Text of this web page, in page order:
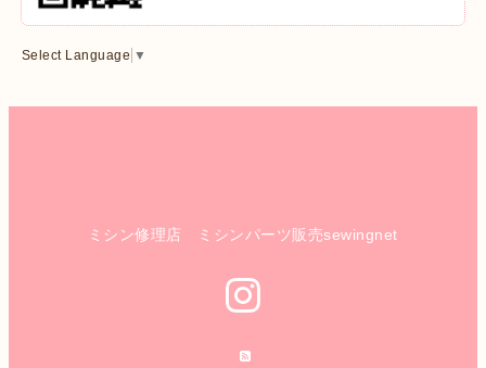
Select Language ▼
ミシン修理店 ミシンパーツ販売sewingnet